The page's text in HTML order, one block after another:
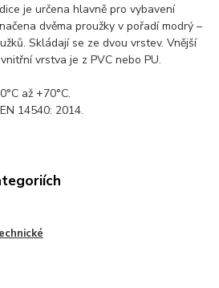
je určena hlavně pro vybavení
dvěma proužky v pořadí modrý –
Skládají se ze dvou vrstev. Vnější
vrstva je z PVC nebo PU.
až +70°C.
14540: 2014.